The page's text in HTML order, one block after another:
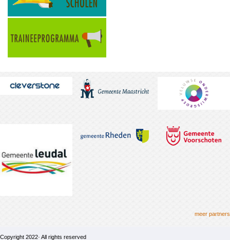
meer partners
Copyright 2022· All rights reserved